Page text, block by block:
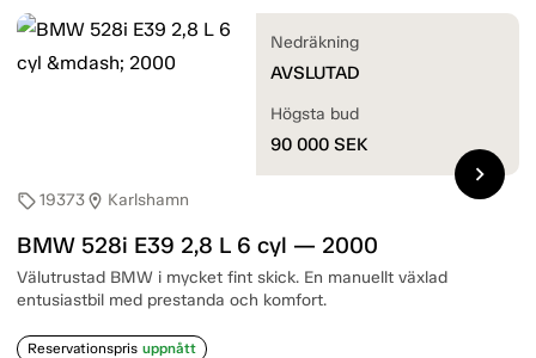
sell19373location_on Karlshamn
BMW 528i E39 2,8 L 6 cyl — 2000
Välutrustad BMW i mycket fint skick. En manuellt växlad
entusiastbil med prestanda och komfort.
Reservationspris uppnått
Nedräkning
AVSLUTAD
Högsta bud
90 000 SEK
chevron_right